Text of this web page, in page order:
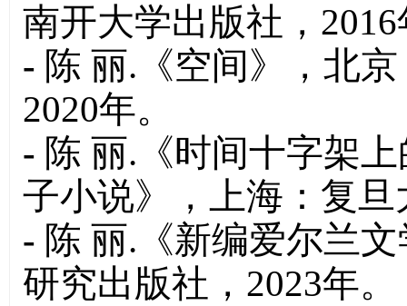
南开大学出版社，
- 陈 丽.《空间》，北
2020年。
- 陈 丽.《时间十字架
子小说》，上海：复
- 陈 丽.《新编爱尔兰
研究出版社，2023年。